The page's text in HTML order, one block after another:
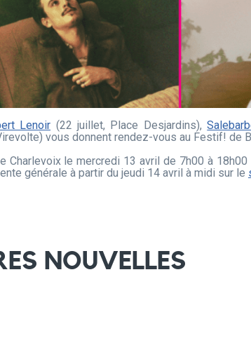
Lenoir (22 juillet, Place Desjardins),
vous donnent rendez-vous au Festif! de
le mercredi 13 avril de 7h00 à 18h00
générale à partir du jeudi 14 avril à midi sur le
NOUVELLES